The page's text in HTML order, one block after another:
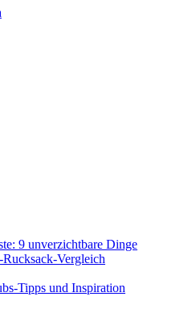
9 unverzichtbare Dinge
Vergleich
Tipps und Inspiration